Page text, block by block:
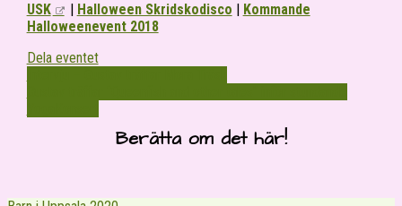
USK | Halloween Skridskodisco | Kommande
Halloweenevent 2018
Dela eventet
Berätta om det här!